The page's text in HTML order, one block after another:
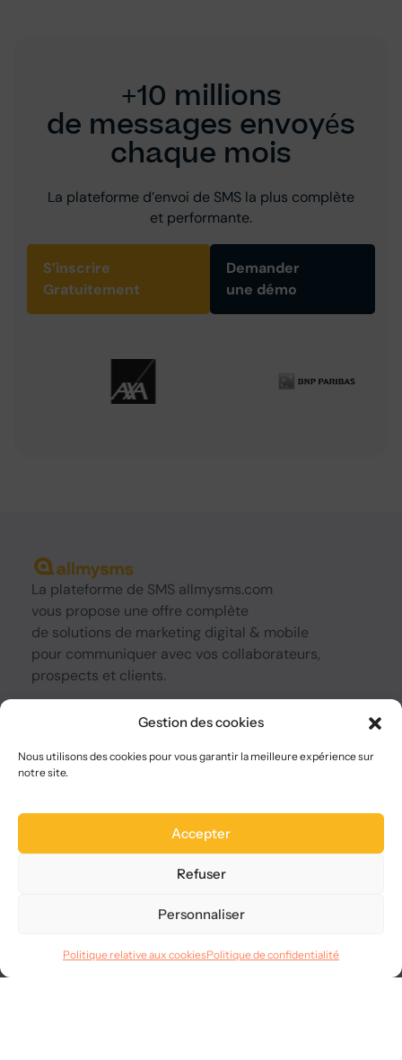
Gestion des cookies
Nous utilisons des cookies pour vous garantir la meilleure expérience sur
notre site.
Accepter
Refuser
Personnaliser
Politique relative aux cookiesPolitique de confidentialité
+10 millions
de messages envoyés
chaque mois
La plateforme d’envoi de SMS la plus complète
et performante.
S’inscrire
Gratuitement
Demander
une démo
La plateforme de SMS allmysms.com
vous propose une offre complète
de solutions de marketing digital & mobile
pour communiquer avec vos collaborateurs,
prospects et clients.
Qui sommes-nous ?
Nous choisir
Legal
RGPD